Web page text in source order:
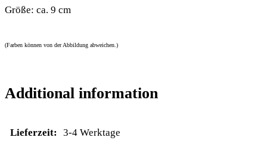
Größe: ca. 9 cm
(Farben können von der Abbildung abweichen.)
Additional information
Lieferzeit: 3-4 Werktage